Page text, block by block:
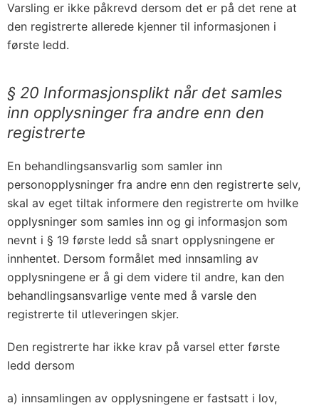
Varsling er ikke påkrevd dersom det er på det rene at
den registrerte allerede kjenner til informasjonen i
første ledd.
§ 20 Informasjonsplikt når det samles
inn opplysninger fra andre enn den
registrerte
En behandlingsansvarlig som samler inn
personopplysninger fra andre enn den registrerte selv,
skal av eget tiltak informere den registrerte om hvilke
opplysninger som samles inn og gi informasjon som
nevnt i § 19 første ledd så snart opplysningene er
innhentet. Dersom formålet med innsamling av
opplysningene er å gi dem videre til andre, kan den
behandlingsansvarlige vente med å varsle den
registrerte til utleveringen skjer.
Den registrerte har ikke krav på varsel etter første
ledd dersom
a) innsamlingen av opplysningene er fastsatt i lov,